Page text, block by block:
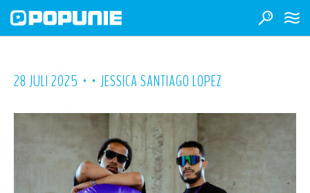
28 JULI 2025 • • JESSICA SANTIAGO LOPEZ